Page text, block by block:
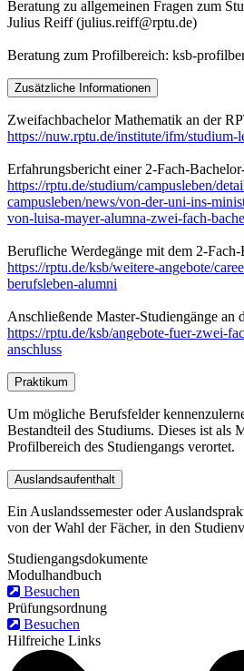
Beratung zu allgemeinen Fragen zum
Julius Reiff (julius.reiff@rptu.de)
Beratung zum Profilbereich: ksb-
Zusätzliche Informationen
Zweifachbachelor Mathematik an der
https://nuw.rptu.de/institute/ifm/studium-
Erfahrungsbericht einer 2-Fach-
https://rptu.de/studium/campusleben/
campusleben/news/von-der-uni-ins-
von-luisa-mayer-alumna-zwei-fach-
Berufliche Werdegänge mit dem 2-Fach-
https://rptu.de/ksb/weitere-angebote/
berufsleben-alumni
Anschließende Master-Studiengänge an
https://rptu.de/ksb/angebote-fuer-zwei-
anschluss
Praktikum
Um mögliche Berufsfelder
Bestandteil des Studiums. Dieses ist als
Profilbereich des Studiengangs verortet.
Auslandsaufenthalt
Ein Auslandssemester oder
von der Wahl der Fächer, in den
Studiengangsdokumente
Modulhandbuch
Besuchen
Prüfungsordnung
Besuchen
Hilfreiche Links